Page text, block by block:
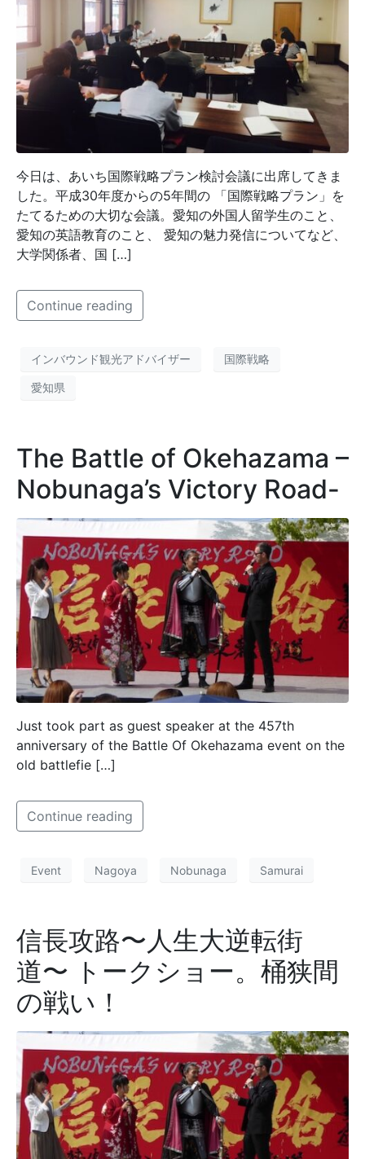
今日は、あいち国際戦略プラン検討会議に出席してきま
した。平成30年度からの5年間の 「国際戦略プラン」を
たてるための大切な会議。愛知の外国人留学生のこと、
愛知の英語教育のこと、 愛知の魅力発信についてなど、
大学関係者、国 […]
Continue reading
インバウンド観光アドバイザー 国際戦略
愛知県
The Battle of Okehazama –
Nobunaga’s Victory Road-
Just took part as guest speaker at the 457th
anniversary of the Battle Of Okehazama event on the
old battlefie […]
Continue reading
Event Nagoya Nobunaga Samurai
信長攻路〜人生大逆転街
道〜 トークショー。桶狭間
の戦い！